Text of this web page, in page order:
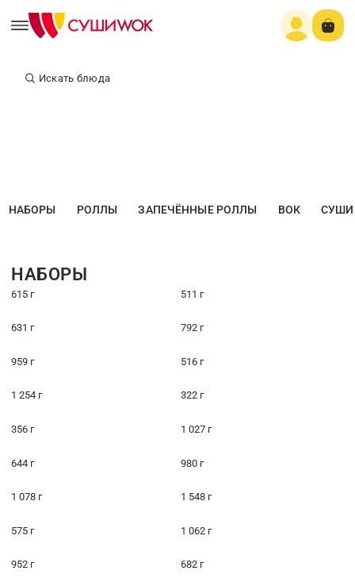
Искать блюда
НАБОРЫ РОЛЛЫ ЗАПЕЧЁННЫЕ РОЛЛЫ ВОК СУШИ
НАБОРЫ
615 г 511 г
631 г 792 г
959 г 516 г
1 254 г 322 г
356 г 1 027 г
644 г 980 г
1 078 г 1 548 г
575 г 1 062 г
952 г 682 г